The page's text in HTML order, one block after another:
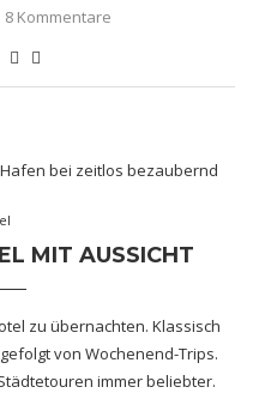
8 Kommentare
MIT AUSSICHT
zu übernachten. Klassisch
von Wochenend-Trips.
immer beliebter.